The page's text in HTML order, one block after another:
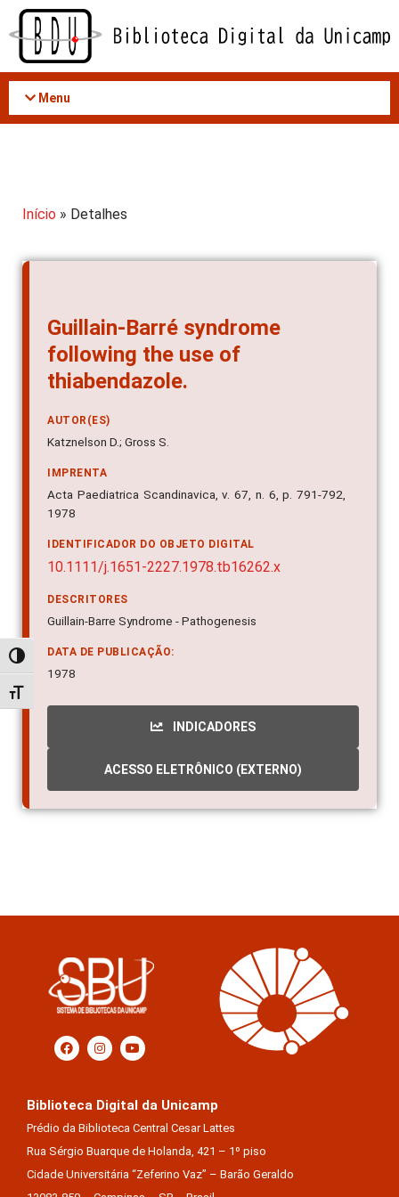
Acessar
conteúdo
Alternar alto contraste
Alternar tamanho da fonte
Menu
Início » Detalhes
Guillain-Barré syndrome
following the use of
thiabendazole.
AUTOR(ES)
Katznelson D.; Gross S.
IMPRENTA
Acta Paediatrica Scandinavica, v. 67, n. 6, p. 791-792,
1978
IDENTIFICADOR DO OBJETO DIGITAL
10.1111/j.1651-2227.1978.tb16262.x
DESCRITORES
Guillain-Barre Syndrome - Pathogenesis
DATA DE PUBLICAÇÃO:
1978
INDICADORES
ACESSO ELETRÔNICO (EXTERNO)
Biblioteca Digital da Unicamp
Prédio da Biblioteca Central Cesar Lattes
Rua Sérgio Buarque de Holanda, 421 – 1º piso
Cidade Universitária “Zeferino Vaz” – Barão Geraldo